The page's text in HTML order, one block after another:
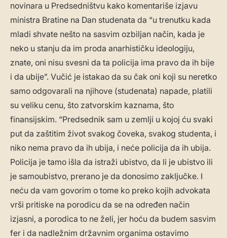
novinara u Predsedništvu kako komentariše izjavu
ministra Bratine na Dan studenata da “u trenutku kada
mladi shvate nešto na sasvim ozbiljan način, kada je
neko u stanju da im proda anarhističku ideologiju,
znate, oni nisu svesni da ta policija ima pravo da ih bije
i da ubije”. Vučić je istakao da su čak oni koji su neretko
samo odgovarali na njihove (studenata) napade, platili
su veliku cenu, što zatvorskim kaznama, što
finansijskim. “Predsednik sam u zemlji u kojoj ću svaki
put da zaštitim život svakog čoveka, svakog studenta, i
niko nema pravo da ih ubija, i neće policija da ih ubija.
Policija je tamo išla da istraži ubistvo, da li je ubistvo ili
je samoubistvo, prerano je da donosimo zaključke. I
neću da vam govorim o tome ko preko kojih advokata
vrši pritiske na porodicu da se na određen način
izjasni, a porodica to ne želi, jer hoću da budem sasvim
fer i da nadležnim državnim organima ostavimo